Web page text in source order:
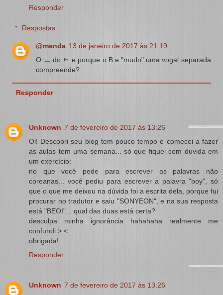
Responder
Respostas
@manda 13 de janeiro de 2017 às 21:19
O ㅡ do ㅂ e porque o B e "mudo",uma vogal separada
compreende?
Responder
Unknown 7 de fevereiro de 2017 às 13:26
Oi! Descobri seu blog tem pouco tempo e comecei a fazer
as aulas tem uma semana... só que fiquei com duvida em
um exercício:
no que você pede para escrever as palavras não
coreanas... você pediu para escrever a palavra "boy", só
que o que me deixou na dúvida foi a escrita dela, porque fui
procurar no tradutor e saiu "SONYEON", e na sua resposta
está "BEOI"... qual das duas está certa?
desculpa minha ignorância hahahaha realmente me
confundi >.<
obrigada!
Responder
Unknown 7 de fevereiro de 2017 às 13:26